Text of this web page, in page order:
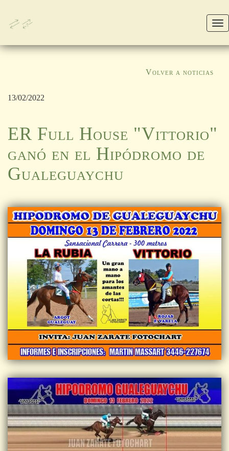
Volver a noticias
13/02/2022
ER Full House "Vittorio"
ganó en el Hipódromo de
Gualeguaychu